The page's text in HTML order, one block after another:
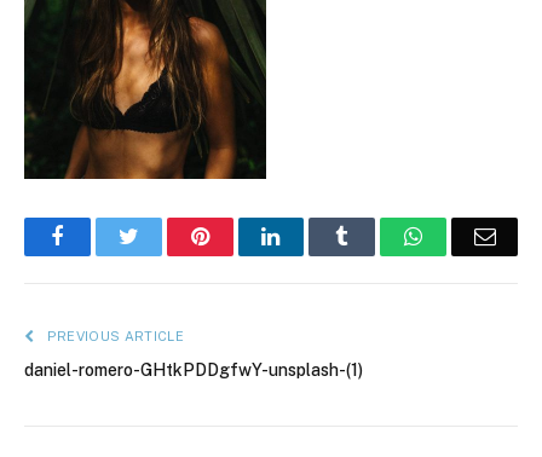
FacebookTwitter PinterestLinkedIn Tumblr WhatsApp
PREVIOUS ARTICLE
daniel-romero-GHtkPDDgfwY-unsplash-(1)